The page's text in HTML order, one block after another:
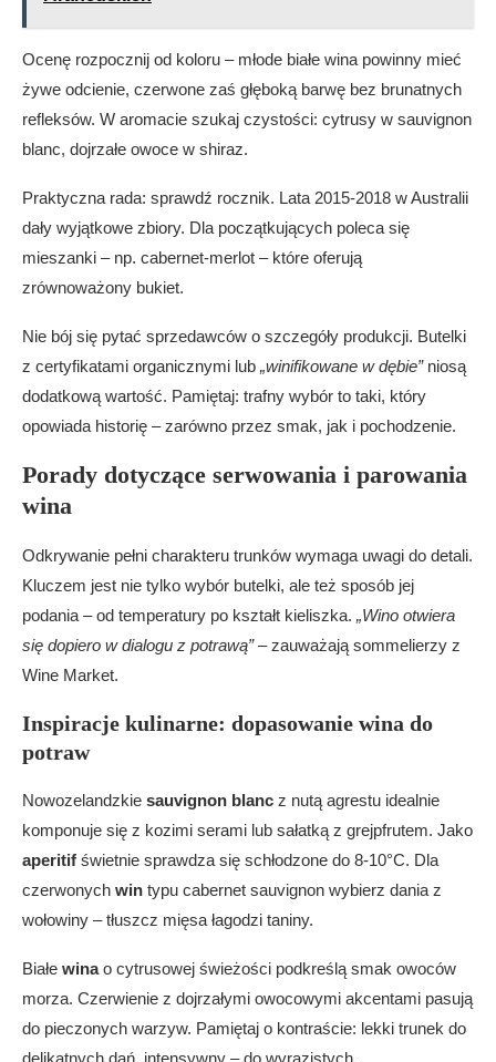
Ocenę rozpocznij od koloru – młode białe wina powinny mieć
żywe odcienie, czerwone zaś głęboką barwę bez brunatnych
refleksów. W aromacie szukaj czystości: cytrusy w sauvignon
blanc, dojrzałe owoce w shiraz.
Praktyczna rada: sprawdź rocznik. Lata 2015-2018 w Australii
dały wyjątkowe zbiory. Dla początkujących poleca się
mieszanki – np. cabernet-merlot – które oferują
zrównoważony bukiet.
Nie bój się pytać sprzedawców o szczegóły produkcji. Butelki
z certyfikatami organicznymi lub „winifikowane w dębie”niosą
dodatkową wartość. Pamiętaj: trafny wybór to taki, który
opowiada historię – zarówno przez smak, jak i pochodzenie.
Porady dotyczące serwowania i parowania
wina
Odkrywanie pełni charakteru trunków wymaga uwagi do detali.
Kluczem jest nie tylko wybór butelki, ale też sposób jej
podania – od temperatury po kształt kieliszka. „Wino otwiera
się dopiero w dialogu z potrawą”– zauważają sommelierzy z
Wine Market.
Inspiracje kulinarne: dopasowanie wina do
potraw
Nowozelandzkie sauvignon blanc z nutą agrestu idealnie
komponuje się z kozimi serami lub sałatką z grejpfrutem. Jako
aperitif świetnie sprawdza się schłodzone do 8-10°C. Dla
czerwonych win typu cabernet sauvignon wybierz dania z
wołowiny – tłuszcz mięsa łagodzi taniny.
Białe winao cytrusowej świeżości podkreślą smak owoców
morza. Czerwienie z dojrzałymi owocowymi akcentami pasują
do pieczonych warzyw. Pamiętaj o kontraście: lekki trunek do
delikatnych dań, intensywny – do wyrazistych.